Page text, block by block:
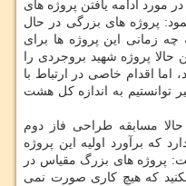
مورد ادامه یافتن پروژه های
پروژه های بزرگی در حال
زمانی این پروژه ها برای
حالا پروژه شهید بروجردی را
شروع شده بود، اما اقدام خاصی در ارتباط با
توانستیم به اندازه كل هشت
مسابقه طراحی فاز دوم
كه برآورد اولیه این پروژه
پروژه های بزرگ مقیاس در
كه هیچ كاری صورت نمی